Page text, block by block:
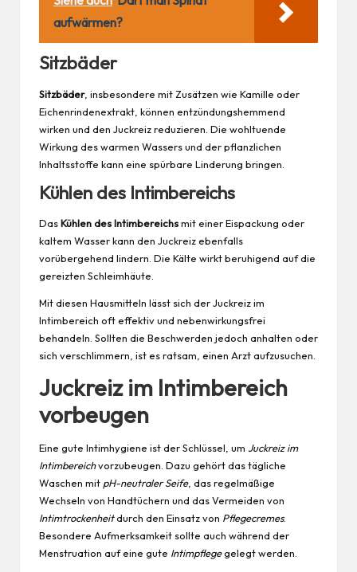
aufwärmen?
Sitzbäder
Sitzbäder, insbesondere mit Zusätzen wie Kamille oder
Eichenrindenextrakt, können entzündungshemmend
wirken und den Juckreiz reduzieren. Die wohltuende
Wirkung des warmen Wassers und der pflanzlichen
Inhaltsstoffe kann eine spürbare Linderung bringen.
Kühlen des Intimbereichs
DasKühlen des Intimbereichsmit einer Eispackung oder
kaltem Wasser kann den Juckreiz ebenfalls
vorübergehend lindern. Die Kälte wirkt beruhigend auf die
gereizten Schleimhäute.
Mit diesen Hausmitteln lässt sich der Juckreiz im
Intimbereich oft effektiv und nebenwirkungsfrei
behandeln. Sollten die Beschwerden jedoch anhalten oder
sich verschlimmern, ist es ratsam, einen Arzt aufzusuchen.
Juckreiz im Intimbereich
vorbeugen
Eine gute Intimhygiene ist der Schlüssel, um Juckreiz im
Intimbereichvorzubeugen. Dazu gehört das tägliche
Waschen mit pH-neutraler Seife, das regelmäßige
Wechseln von Handtüchern und das Vermeiden von
Intimtrockenheitdurch den Einsatz von Pflegecremes.
Besondere Aufmerksamkeit sollte auch während der
Menstruation auf eine gute Intimpflegegelegt werden.